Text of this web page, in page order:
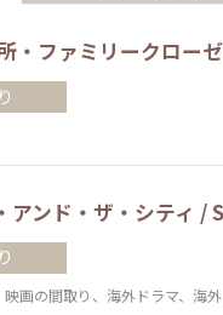
・ファミリークロ
アンド・ザ・シティ /
画の間取り、海外ドラマ、海